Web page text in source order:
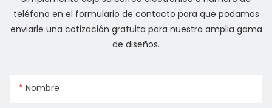
teléfono en el formulario de contacto para que podamos
enviarle una cotización gratuita para nuestra amplia gama
de diseños.
Nombre